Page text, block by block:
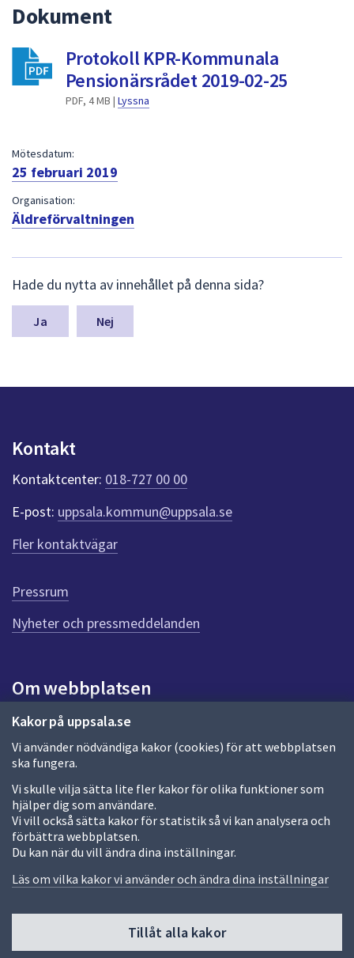
navigera
mellan
dem.
Kakor på uppsala.se
Vi använder nödvändiga kakor (cookies) för att webbplatsen
ska fungera.
Vi skulle vilja sätta lite fler kakor för olika funktioner som
hjälper dig som användare.
Vi vill också sätta kakor för statistik så vi kan analysera och
förbättra webbplatsen.
Du kan när du vill ändra dina inställningar.
Läs om vilka kakor vi använder och ändra dina inställningar
Tillåt alla kakor
Dokument
Protokoll KPR-Kommunala
Pensionärsrådet 2019-02-25
PDF, 4 MB | Lyssna
Mötesdatum:
25 februari 2019
Organisation:
Äldreförvaltningen
ä
m
a
n
k
t
e
r
f
ö
r
e
n
n
a
d
a
Hade du nytta av innehållet på denna sida?
Nej
Kontakt
Kontaktcenter: 018-727 00 00
E-post: uppsala.kommun@uppsala.se
Fler kontaktvägar
Pressrum
Nyheter och pressmeddelanden
Om webbplatsen
Om webbplatsen
Allmänna handlingar och diarium
Behandling av personuppgifter
Kakor
Språk (other languages)
Tillgänglighetsredogörelse
Fler sätt att följa oss